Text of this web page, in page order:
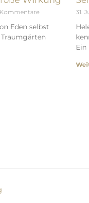
Eden selbst
31.
Ein